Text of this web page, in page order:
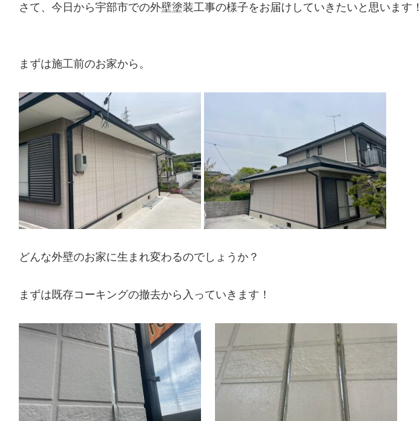
さて、今日から宇部市での外壁塗装工事の様子をお届けしていきたいと思います！
まずは施工前のお家から。
どんな外壁のお家に生まれ変わるのでしょうか？
まずは既存コーキングの撤去から入っていきます！